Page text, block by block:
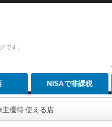
です。
NISAで非課税
主優待 使える店